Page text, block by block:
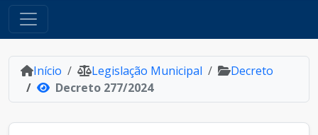
Início Legislação Municipal
Decreto
Decreto 277/2024